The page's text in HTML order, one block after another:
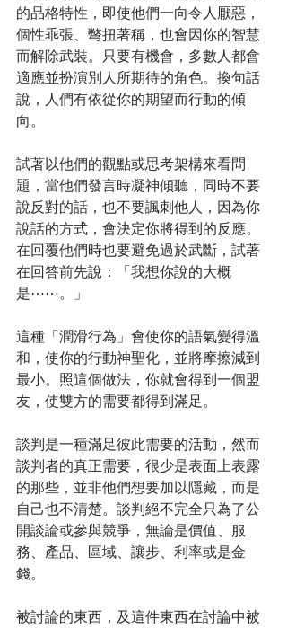
的品格特性，即使他們一向令人厭惡，
個性乖張、彆扭著稱，也會因你的智慧
而解除武裝。只要有機會，多數人都會
適應並扮演別人所期待的角色。換句話
說，人們有依從你的期望而行動的傾
向。
試著以他們的觀點或思考架構來看問
題，當他們發言時凝神傾聽，同時不要
說反對的話，也不要諷刺他人，因為你
說話的方式，會決定你將得到的反應。
在回覆他們時也要避免過於武斷，試著
在回答前先說：「我想你說的大概
是⋯⋯。」
這種「潤滑行為」會使你的語氣變得溫
和，使你的行動神聖化，並將摩擦減到
最小。照這個做法，你就會得到一個盟
友，使雙方的需要都得到滿足。
談判是一種滿足彼此需要的活動，然而
談判者的真正需要，很少是表面上表露
的那些，並非他們想要加以隱藏，而是
自己也不清楚。談判絕不完全只為了公
開談論或參與競爭，無論是價值、服
務、產品、區域、讓步、利率或是金
錢。
被討論的東西，及這件東西在討論中被